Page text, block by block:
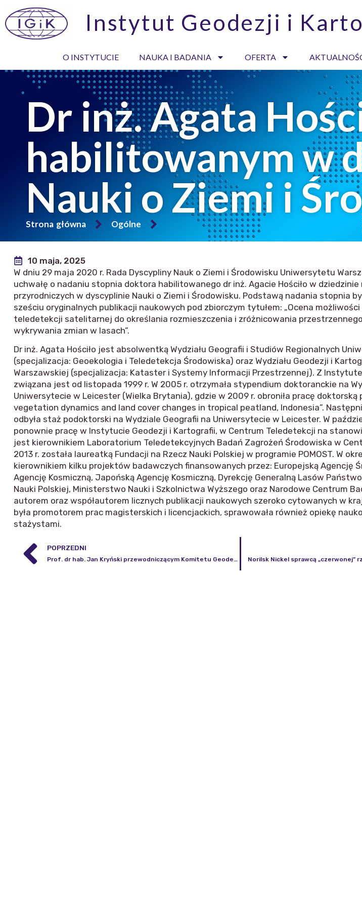
Instytut Geodezji i
O INSTYTUCIE NAUKA I BADANIA OFERTA
Dr inż. Agata
habilitowanym w
Nauki o Ziemi i
Strona główna Ogólne
10 maja, 2025
W dniu 29 maja 2020 r. Rada Dyscypliny Nauk o Ziemi i Środowisku Uniwersytetu
uchwałę o nadaniu stopnia doktora habilitowanego dr inż. Agacie Hościło w dziedzinie
przyrodniczych w dyscyplinie Nauki o Ziemi i Środowisku. Podstawą nadania stopnia
sześciu oryginalnych publikacji naukowych pod zbiorczym tytułem: „Ocena
teledetekcji satelitarnej do określania rozmieszczenia i zróżnicowania
wykrywania zmian w lasach”.
Dr inż. Agata Hościło jest absolwentką Wydziału Geografii i Studiów Regionalnych
(specjalizacja: Geoekologia i Teledetekcja Środowiska) oraz Wydziału Geodezji i
Warszawskiej (specjalizacja: Kataster i Systemy Informacji Przestrzennej). Z
związana jest od listopada 1999 r. W 2005 r. otrzymała stypendium doktoranckie na
Uniwersytecie w Leicester (Wielka Brytania), gdzie w 2009 r. obroniła pracę doktorską
vegetation dynamics and land cover changes in tropical peatland, Indonesia”.
odbyła staż podoktorski na Wydziale Geografii na Uniwersytecie w Leicester. W
ponownie pracę w Instytucie Geodezji i Kartografii, w Centrum Teledetekcji na
jest kierownikiem Laboratorium Teledetekcyjnych Badań Zagrożeń Środowiska w
2013 r. została laureatką Fundacji na Rzecz Nauki Polskiej w programie POMOST. W
kierownikiem kilku projektów badawczych finansowanych przez: Europejską Agencję
Agencję Kosmiczną, Japońską Agencję Kosmiczną, Dyrekcję Generalną Lasów
Nauki Polskiej, Ministerstwo Nauki i Szkolnictwa Wyższego oraz Narodowe Centrum
autorem oraz współautorem licznych publikacji naukowych szeroko cytowanych w
była promotorem prac magisterskich i licencjackich, sprawowała również opiekę
stażystami.
POPRZEDNI
Prof. dr hab. Jan Kryński przewodniczącym Komitetu Geodezji Polskiej Akademii Nauk Norilsk Nickel sprawcą „czerwonej”